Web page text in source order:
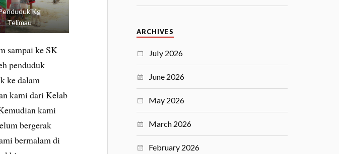
Kg
Telimau
sampai ke SK
penduduk
ke dalam
kami dari Kelab
kami
bergerak
bermalam di
ARCHIVES
July 2026
June 2026
May 2026
March 2026
February 2026